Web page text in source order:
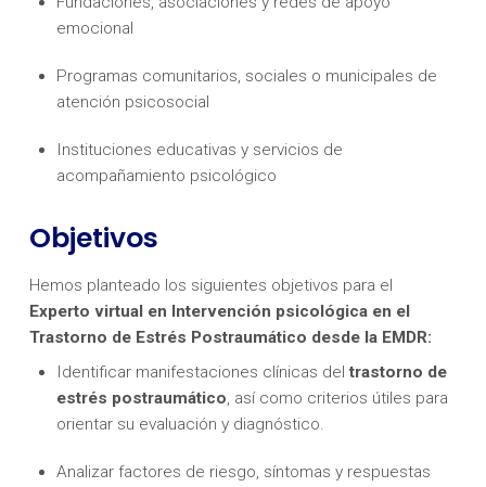
emocional
Programas comunitarios, sociales o municipales de
atención psicosocial
Instituciones educativas y servicios de
acompañamiento psicológico
Objetivos
Hemos planteado los siguientes objetivos para el
Experto virtual en Intervención psicológica en el
Trastorno de Estrés Postraumático desde la EMDR:
Identificar manifestaciones clínicas deltrastorno de
estrés postraumático, así como criterios útiles para
orientar su evaluación y diagnóstico.
Analizar factores de riesgo, síntomas y respuestas